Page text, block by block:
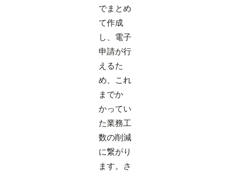
でまとめ
て作成
し、電子
申請が行
えるた
め、これ
までか
かってい
た業務工
数の削減
に繋がり
ます。さ